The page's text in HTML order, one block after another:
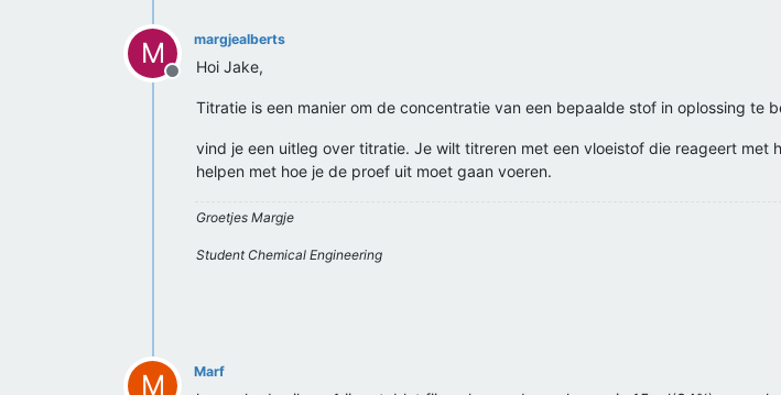
M
Offline
margjealberts
Hoi Jake,
Titratie is een manier om de concentratie van een bepaalde stof in oplossing te
vind je een uitleg over titratie. Je wilt titreren met een vloeistof die reageert met
helpen met hoe je de proef uit moet gaan voeren.
Groetjes Margje
Student Chemical Engineering
M Marf